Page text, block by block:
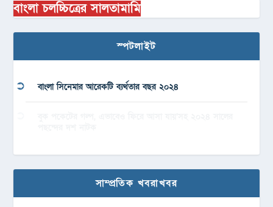
বাংলা চলচ্চিত্রের সালতামামি
স্পটলাইট
বাংলা সিনেমার আরেকটি ব্যর্থতার বছর ২০২৪
সাম্প্রতিক খবরাখবর